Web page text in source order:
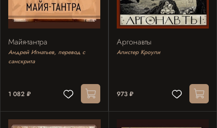
Майя-тантра
Андрей Игнатьев, перевод с
санскрита
1 082 ₽
Аргонавты
Алистер Кроули
973 ₽